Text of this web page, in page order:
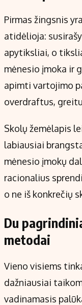
Pirmas žingsnis
atidėlioja:
apytiksliai, o
mėnesio įmoka ir
apimti vartojimo
overdraftus,
Skolų žemėlapis
labiausiai
mėnesio įmokų
racionalius
o ne iš konkrečių
Du
metodai
Vieno visiems
dažniausiai
vadinamasis